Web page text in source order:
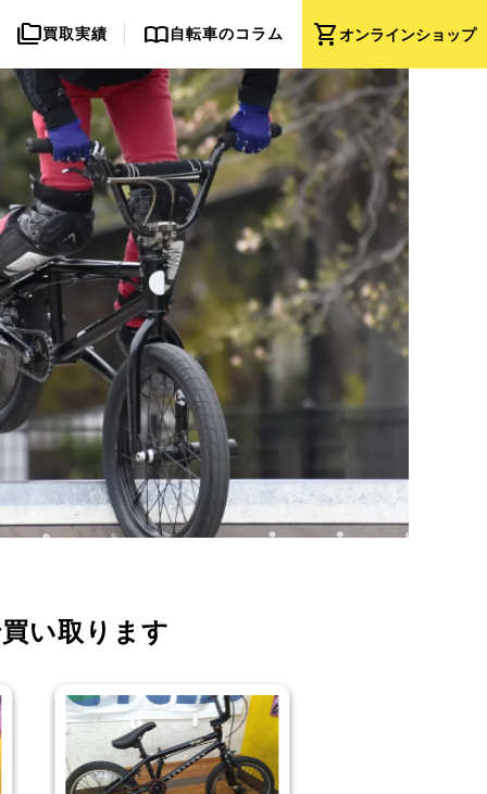
shopping_cartオンラインショップ
folder_copy買取実績 import_contacts自転車のコラム
い取ります